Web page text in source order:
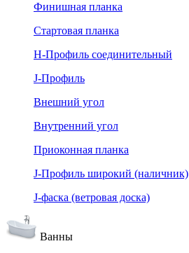
Финишная планка
Стартовая планка
Н-Профиль соединительный
J-Профиль
Внешний угол
Внутренний угол
Приоконная планка
J-Профиль широкий (наличник)
J-фаска (ветровая доска)
Ванны